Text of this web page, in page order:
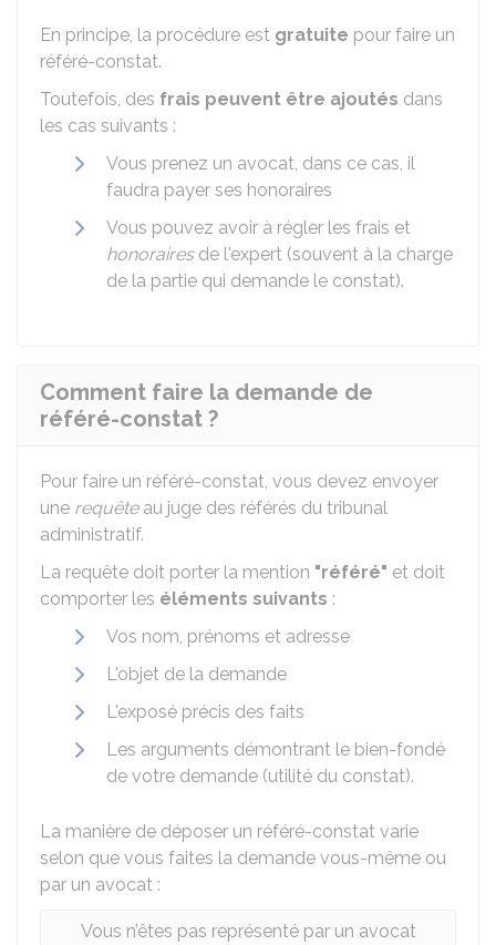
En principe, la procédure est gratuite pour faire un
référé-constat.
Toutefois, des frais peuvent être ajoutés dans
les cas suivants :
Vous prenez un avocat, dans ce cas, il
faudra payer ses honoraires
Vous pouvez avoir à régler les frais et
honorairesde l'expert (souvent à la charge
de la partie qui demande le constat).
Comment faire la demande de
référé-constat ?
Pour faire un référé-constat, vous devez envoyer
une requêteau juge des référés du tribunal
administratif.
La requête doit porter la mention "référé" et doit
comporter les éléments suivants :
Vos nom, prénoms et adresse
L'objet de la demande
L'exposé précis des faits
Les arguments démontrant le bien-fondé
de votre demande (utilité du constat).
La manière de déposer un référé-constat varie
selon que vous faites la demande vous-même ou
par un avocat :
Vous n’êtes pas représenté par un avocat